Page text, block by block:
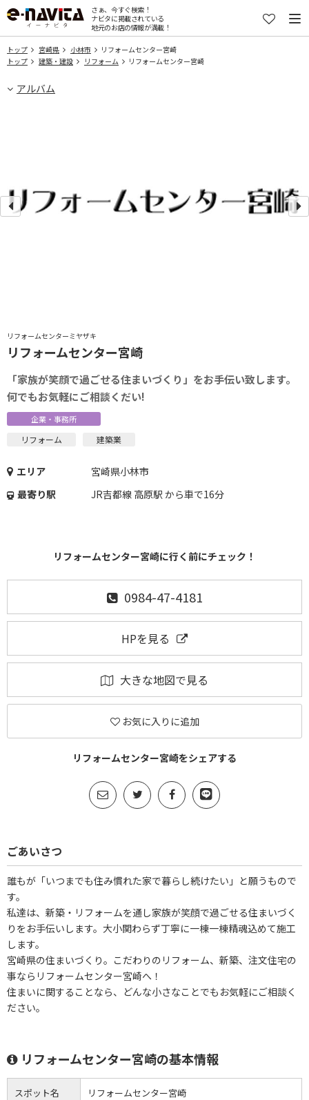
さぁ、今すぐ検索！
ナビタに掲載されている
地元のお店の情報が満載！
トップ 宮崎県 小林市
リフォームセンター宮崎
トップ
建築・建設 リフォーム リフォームセンター宮崎
アルバム
リフォームセンターミヤザキ
リフォームセンター宮崎
「家族が笑顔で過ごせる住まいづくり」をお手伝い致します。
何でもお気軽にご相談くだい!
企業・事務所
リフォーム 建築業
エリア
宮崎県小林市
最寄り駅
JR吉都線 高原駅 から車で16分
リフォームセンター宮崎に行く前にチェック！
0984-47-4181
HPを見る
大きな地図で見る
お気に入りに追加
リフォームセンター宮崎をシェアする
ごあいさつ
誰もが「いつまでも住み慣れた家で暮らし続けたい」と願うもので
す。
私達は、新築・リフォームを通し家族が笑顔で過ごせる住まいづく
りをお手伝いします。大小関わらず丁寧に一棟一棟精魂込めて施工
します。
宮崎県の住まいづくり。こだわりのリフォーム、新築、注文住宅の
事ならリフォームセンター宮崎へ！
住まいに関することなら、どんな小さなことでもお気軽にご相談く
ださい。
リフォームセンター宮崎の基本情報
スポット名 リフォームセンター宮崎